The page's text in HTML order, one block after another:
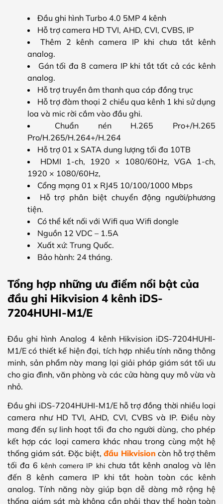
Đầu ghi hình Turbo 4.0 5MP 4 kênh
Hỗ trợ camera HD TVI, AHD, CVI, CVBS, IP
Thêm 2 kênh camera IP khi chưa tắt kênh
analog.
Gán tối đa 8 camera IP khi tắt tất cả các kênh
analog.
Hỗ trợ truyền âm thanh qua cáp đồng trục
Hỗ trợ đàm thoại 2 chiều qua kênh 1 khi sử dụng
loa và mic rời cắm vào đầu ghi.
Chuẩn nén H.265 Pro+/H.265
Pro/H.265/H.264+/H.264
Hỗ trợ 01 x SATA dung lượng tối đa 10TB
HDMI 1-ch, 1920 × 1080/60Hz, VGA 1-ch,
1920 × 1080/60Hz,
Cổng mạng 01 x RJ45 10/100/1000 Mbps
Hỗ trợ phân biệt chuyển động người/phương
tiện.
Có thể kết nối với Wifi qua Wifi dongle
Nguồn 12 VDC – 1.5A
Xuất xứ: Trung Quốc.
Bảo hành: 24 tháng.​
Tổng hợp những ưu điểm nổi bật của
đầu ghi Hikvision 4 kênh iDS-
7204HUHI-M1/E
Đầu ghi hình Analog 4 kênh Hikvision iDS-7204HUHI-
M1/E có thiết kế hiện đại, tích hợp nhiều tính năng thông
minh, sản phẩm này mang lại giải pháp giám sát tối ưu
cho gia đình, văn phòng và các cửa hàng quy mô vừa và
nhỏ.
Đầu ghi iDS-7204HUHI-M1/E hỗ trợ đồng thời nhiều loại
camera như HD TVI, AHD, CVI, CVBS và IP. Điều này
mang đến sự linh hoạt tối đa cho người dùng, cho phép
kết hợp các loại camera khác nhau trong cùng một hệ
thống giám sát. Đặc biệt, đầu Hikvision còn hỗ trợ thêm
tối đa 6 kênh camera IP khichưa tắt kênh analog và lên
đến 8 kênh camera IP khi tắt hoàn toàn các kênh
analog. Tính năng này giúp bạn dễ dàng mở rộng hệ
thống giám sát mà không cần phải thay thế hoàn toàn